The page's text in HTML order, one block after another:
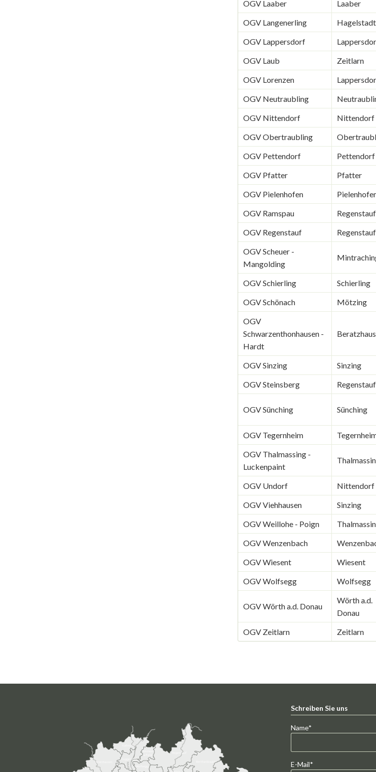
OGV Laaber
Laaber
OGV Langenerling
Hagelstadt
OGV Lappersdorf
OGV Laub
Zeitlarn
OGV Lorenzen
OGV Neutraubling
OGV Nittendorf
Nittendorf
OGV Obertraubling
OGV Pettendorf
Pettendorf
OGV Pfatter
Pfatter
OGV Pielenhofen
OGV Ramspau
Regenstauf
OGV Regenstauf
Regenstauf
OGV Scheuer -
Mangolding
OGV Schierling Schierling
OGV Schönach
Mötzing
OGV
Schwarzenthonhausen -
Hardt
OGV Sinzing Sinzing
OGV Steinsberg
Regenstauf
OGV Sünching Sünching
OGV Tegernheim
OGV Thalmassing -
Luckenpaint
OGV Undorf Nittendorf
OGV Viehhausen
Sinzing
OGV Weillohe - Poign
OGV Wenzenbach
OGV Wiesent
Wiesent
OGV Wolfsegg
Wolfsegg
OGV Wörth a.d. Donau
Wörth a.d.
Donau
OGV Zeitlarn Zeitlarn
Schreiben Sie uns
Pflichtfeld
Name*
Pflichtfeld
E-Mail*